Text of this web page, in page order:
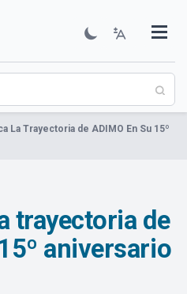
La Trayectoria de ADIMO En Su 15º
trayectoria de
aniversario